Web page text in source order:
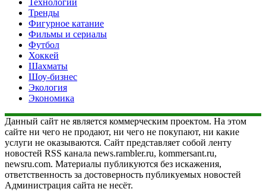
Технологии
Тренды
Фигурное катание
Фильмы и сериалы
Футбол
Хоккей
Шахматы
Шоу-бизнес
Экология
Экономика
Данный сайт не является коммерческим проектом. На этом
сайте ни чего не продают, ни чего не покупают, ни какие
услуги не оказываются. Сайт представляет собой ленту
новостей RSS канала news.rambler.ru, kommersant.ru,
newsru.com. Материалы публикуются без искажения,
ответственность за достоверность публикуемых новостей
Администрация сайта не несёт.